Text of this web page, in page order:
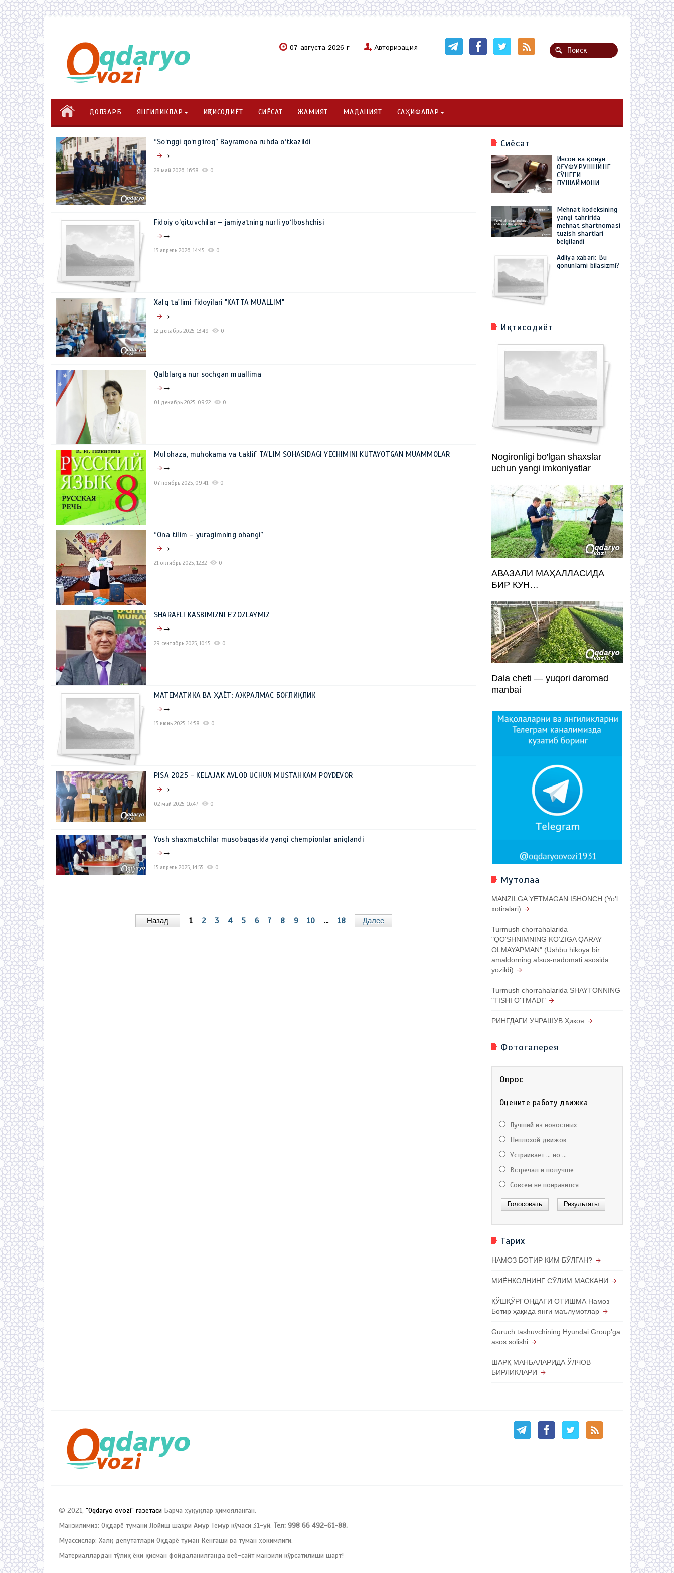
07 августа 2026 г Авторизация
ДОЛЗАРБ ЯНГИЛИКЛАР ИҚТИСОДИЁТ СИЁСАТ ЖАМИЯТ МАДАНИЯТ САҲИФАЛАР
“So‘nggi qo‘ng‘iroq” Bayramona ruhda o‘tkazildi
→
28 май 2026, 16:38 0
Fidoiy o‘qituvchilar – jamiyatning nurli yo‘lboshchisi
→
13 апрель 2026, 14:45 0
Xalq ta'limi fidoyilari "KATTA MUALLIM"
→
12 декабрь 2025, 13:49 0
Qalblarga nur sochgan muallima
→
01 декабрь 2025, 09:22 0
Mulohaza, muhokama va taklif TA'LIM SOHASIDAGI YECHIMINI KUTAYOTGAN MUAMMOLAR
→
07 ноябрь 2025, 09:41 0
“Ona tilim – yuragimning ohangi”
→
21 октябрь 2025, 12:32 0
SHARAFLI KASBIMIZNI E'ZOZLAYMIZ
→
29 сентябрь 2025, 10:15 0
МАТЕМАТИКА ВА ҲАЁТ: АЖРАЛМАС БОҒЛИҚЛИК
→
13 июнь 2025, 14:58 0
PISA 2025 - KELAJAK AVLOD UCHUN MUSTAHKAM POYDEVOR
→
02 май 2025, 16:47 0
Yosh shaxmatchilar musobaqasida yangi chempionlar aniqlandi
→
15 апрель 2025, 14:55 0
Назад 1 2 3 4 5 6 7 8 9 10 ... 18 Далее
Сиёсат
Инсон ва қонун
ОҒУФУРУШНИНГ
СЎНГГИ
ПУШАЙМОНИ
Mehnat kodeksining
yangi tahririda
mehnat shartnomasi
tuzish shartlari
belgilandi
Adliya xabari: Bu
qonunlarni bilasizmi?
Иқтисодиёт
Nogironligi bo'lgan shaxslar
uchun yangi imkoniyatlar
АВАЗАЛИ МАҲАЛЛАСИДА
БИР КУН…
Dala cheti — yuqori daromad
manbai
Мутолаа
MANZILGA YETMAGAN ISHONCH (Yo'l
xotiralari)
Turmush chorrahalarida
"QO'SHNIMNING KO'ZIGA QARAY
OLMAYAPMAN" (Ushbu hikoya bir
amaldorning afsus-nadomati asosida
yozildi)
Turmush chorrahalarida SHAYTONNING
"TISHI O'TMADI"
РИНГДАГИ УЧРАШУВ Ҳикоя
Фотогалерея
Опрос
Оцените работу движка
Лучший из новостных
Неплохой движок
Устраивает ... но ...
Встречал и получше
Совсем не понравился
Тарих
НАМОЗ БОТИР КИМ БЎЛГАН?
МИЁНКОЛНИНГ СЎЛИМ МАСКАНИ
ҚЎШҚЎРҒОНДАГИ ОТИШМА Намоз
Ботир ҳақида янги маълумотлар
Guruch tashuvchining Hyundai Groupʼga
asos solishi
ШАРҚ МАНБАЛАРИДА ЎЛЧОВ
БИРЛИКЛАРИ
© 2021, "Oqdaryo ovozi" газетаси Барча ҳуқуқлар ҳимояланган.
Манзилимиз: Оқдарё тумани Лойиш шаҳри Амур Темур кўчаси 31-уй. Тел: 998 66 492-61-88.
Муассислар: Халқ депутатлари Оқдарё туман Кенгаши ва туман ҳокимлиги.
Материаллардан тўлиқ ёки қисман фойдаланилганда веб-сайт манзили кўрсатилиши шарт!